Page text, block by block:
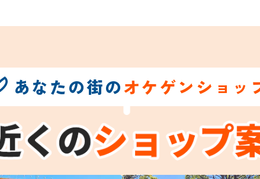
あなたの街のオケゲンショッ